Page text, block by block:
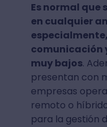
Es normal que
en cualquier
comunicación
muy bajos.
presentan con
empresas
remoto o
para la gestión